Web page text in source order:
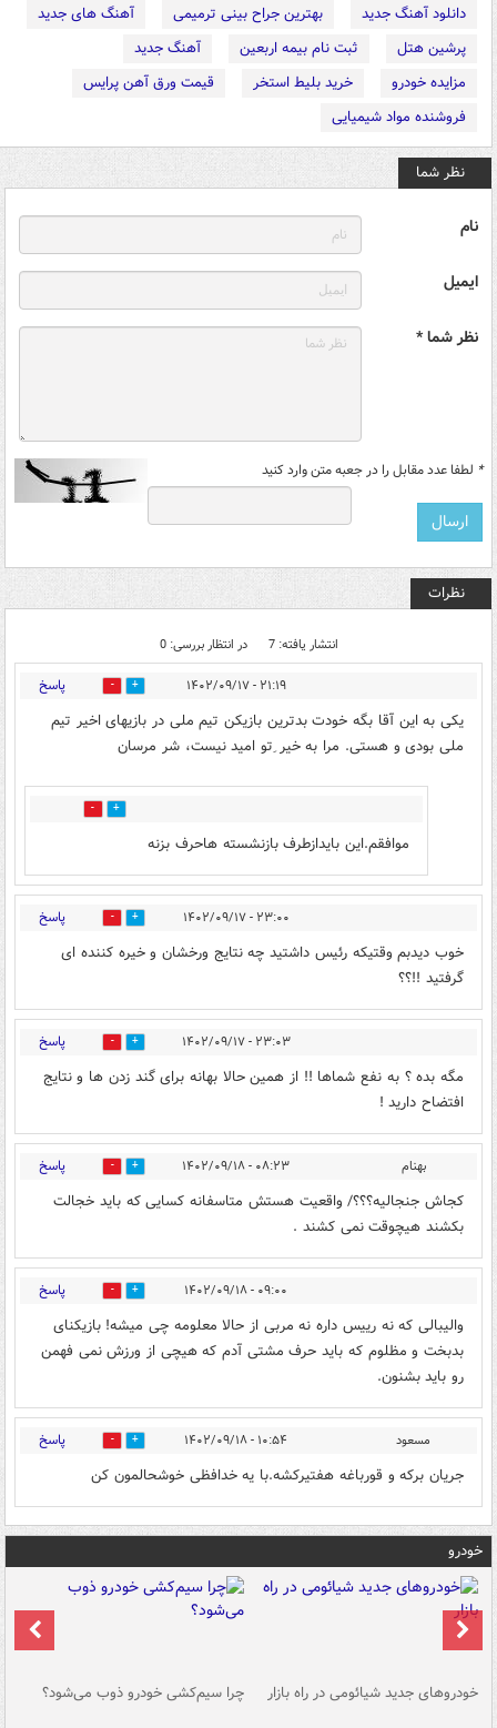
دانلود آهنگ جدید بهترین جراح بینی ترمیمی
آهنگ های جدید
پرشین هتل
ثبت نام بیمه اربعین
آهنگ جدید
مزایده خودرو
خرید بلیط استخر
قیمت ورق آهن پرایس
فروشنده مواد شیمیایی
نظر شما
نام
ایمیل
نظر شما *
* لطفا عدد مقابل را در جعبه متن وارد کنید
نظرات
انتشار یافته: 7 در انتظار بررسی: 0
۲۱:۱۹ - ۱۴۰۲/۰۹/۱۷ 14 پاسخ
یکی به این آقا بگه خودت بدترین بازیکن تیم ملی در بازیهای اخیر تیم
ملی بودی و هستی. مرا به خیر ِتو امید نیست، شر مرسان
2
موافقم.این بایدازطرف بازنشسته هاحرف بزنه
۲۳:۰۰ - ۱۴۰۲/۰۹/۱۷ 12 پاسخ
خوب دیدبم وقتیکه رئیس داشتید چه نتایج ورخشان و خیره کننده ای
گرفتید !!؟؟
۲۳:۰۳ - ۱۴۰۲/۰۹/۱۷ 11 پاسخ
مگه بده ؟ به نفع شماها !! از همین حالا بهانه برای گند زدن ها و نتایج
افتضاح دارید !
بهنام ۰۸:۲۳ - ۱۴۰۲/۰۹/۱۸ 3 پاسخ
کجاش جنجالیه؟؟؟/ واقعیت هستش متاسفانه کسایی که باید خجالت
بکشند هیچوقت نمی کشند .
۰۹:۰۰ - ۱۴۰۲/۰۹/۱۸ 2 پاسخ
والیبالی که نه رییس داره نه مربی از حالا معلومه چی میشه! بازیکنای
بدبخت و مظلوم که باید حرف مشتی آدم که هیچی از ورزش نمی فهمن
رو باید بشنون.
مسعود ۱۰:۵۴ - ۱۴۰۲/۰۹/۱۸ 1 پاسخ
جریان برکه و قورباغه هفتیرکشه.با یه خدافظی خوشحالمون کن
خودرو
خودروهای جدید شیائومی در راه بازار چرا سیم‌کشی خودرو ذوب می‌شود؟